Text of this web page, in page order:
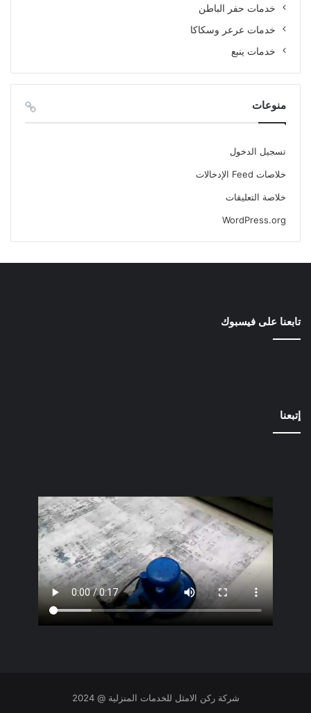
خدمات حفر الباطن
خدمات عرعر وسكاكا
خدمات ينبع
منوعات
تسجيل الدخول
خلاصات Feed الإدخالات
خلاصة التعليقات
WordPress.org
تابعنا على فيسبوك
إتبعنا
شركة ركن الامثل للخدمات المنزلية @ 2024